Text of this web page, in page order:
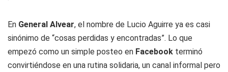
En General Alvear, el nombre de Lucio Aguirre ya es casi
sinónimo de “cosas perdidas y encontradas”. Lo que
empezó como un simple posteo en Facebook terminó
convirtiéndose en una rutina solidaria, un canal informal pero